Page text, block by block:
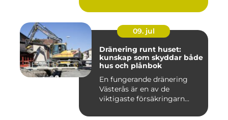
09. jul
Dränering runt huset:
kunskap som skyddar både
hus och plånbok
En fungerande dränering
Västerås är en av de
viktigaste försäkringarn...